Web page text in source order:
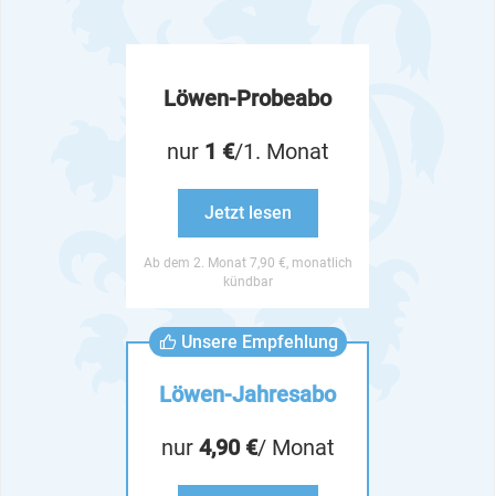
Löwen-Probeabo
nur 1 €/1. Monat
Jetzt lesen
Ab dem 2. Monat 7,90 €, monatlich
kündbar
Unsere Empfehlung
Löwen-Jahresabo
nur 4,90 €/ Monat